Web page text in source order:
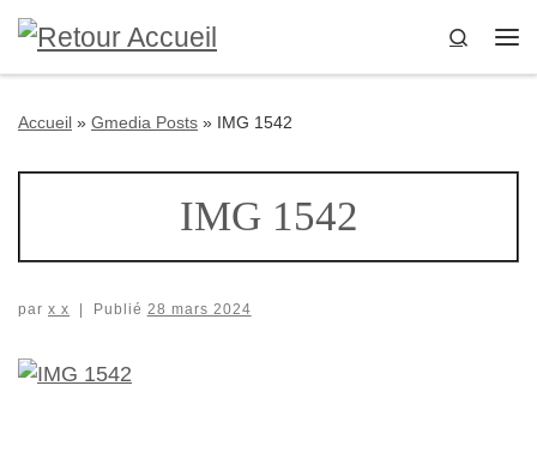
Passer au contenu
Search
Accueil » Gmedia Posts » IMG 1542
IMG 1542
par x x Publié 28 mars 2024